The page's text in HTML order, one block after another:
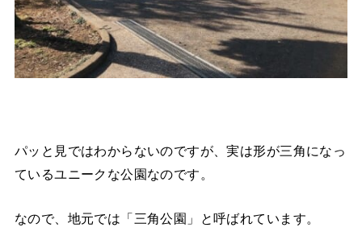
パッと見ではわからないのですが、実は形が三角になっ
ているユニークな公園なのです。
なので、地元では「三角公園」と呼ばれています。